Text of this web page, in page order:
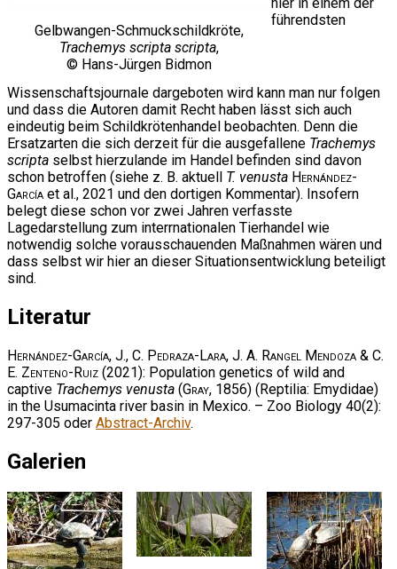
Gelbwangen-Schmuckschildkröte,
Trachemys scripta scripta,
© Hans-Jürgen Bidmon
führendsten
Wissenschaftsjournale dargeboten wird kann man nur folgen
und dass die Autoren damit Recht haben lässt sich auch
eindeutig beim Schildkrötenhandel beobachten. Denn die
Ersatzarten die sich derzeit für die ausgefallene Trachemys
scripta selbst hierzulande im Handel befinden sind davon
schon betroffen (siehe z. B. aktuell T. venusta Hernández-
García et al., 2021 und den dortigen Kommentar). Insofern
belegt diese schon vor zwei Jahren verfasste
Lagedarstellung zum interrnationalen Tierhandel wie
notwendig solche vorausschauenden Maßnahmen wären und
dass selbst wir hier an dieser Situationsentwicklung beteiligt
sind.
Literatur
Hernández-García, J., C. Pedraza-Lara, J. A. Rangel Mendoza & C.
E. Zenteno-Ruiz (2021): Population genetics of wild and
captive Trachemys venusta (Gray, 1856) (Reptilia: Emydidae)
in the Usumacinta river basin in Mexico. – Zoo Biology 40(2):
297-305 oder Abstract-Archiv.
Galerien